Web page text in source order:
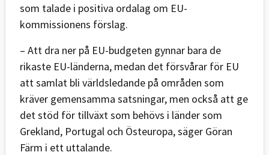
som talade i positiva ordalag om EU-
kommissionens förslag.
– Att dra ner på EU-budgeten gynnar bara de
rikaste EU-länderna, medan det försvårar för EU
att samlat bli världsledande på områden som
kräver gemensamma satsningar, men också att ge
det stöd för tillväxt som behövs i länder som
Grekland, Portugal och Östeuropa, säger Göran
Färm i ett uttalande.